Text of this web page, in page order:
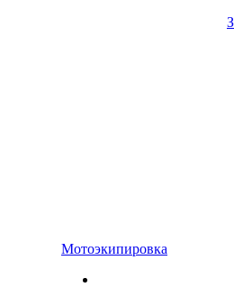
Мотоэкипировка